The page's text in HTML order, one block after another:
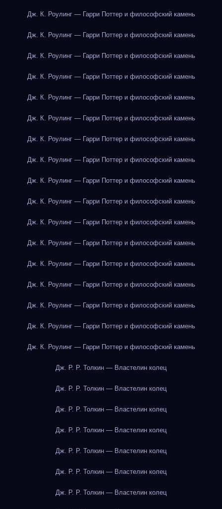
Дж. К. Роулинг — Гарри Поттер и философский камень
Дж. К. Роулинг — Гарри Поттер и философский камень
Дж. К. Роулинг — Гарри Поттер и философский камень
Дж. К. Роулинг — Гарри Поттер и философский камень
Дж. К. Роулинг — Гарри Поттер и философский камень
Дж. К. Роулинг — Гарри Поттер и философский камень
Дж. К. Роулинг — Гарри Поттер и философский камень
Дж. К. Роулинг — Гарри Поттер и философский камень
Дж. К. Роулинг — Гарри Поттер и философский камень
Дж. К. Роулинг — Гарри Поттер и философский камень
Дж. К. Роулинг — Гарри Поттер и философский камень
Дж. К. Роулинг — Гарри Поттер и философский камень
Дж. К. Роулинг — Гарри Поттер и философский камень
Дж. К. Роулинг — Гарри Поттер и философский камень
Дж. К. Роулинг — Гарри Поттер и философский камень
Дж. К. Роулинг — Гарри Поттер и философский камень
Дж. К. Роулинг — Гарри Поттер и философский камень
Дж. Р. Р. Толкин — Властелин колец
Дж. Р. Р. Толкин — Властелин колец
Дж. Р. Р. Толкин — Властелин колец
Дж. Р. Р. Толкин — Властелин колец
Дж. Р. Р. Толкин — Властелин колец
Дж. Р. Р. Толкин — Властелин колец
Дж. Р. Р. Толкин — Властелин колец